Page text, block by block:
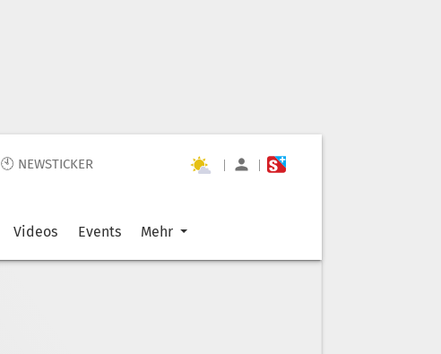
🕙 NEWSTICKER | |
Videos Events Mehr